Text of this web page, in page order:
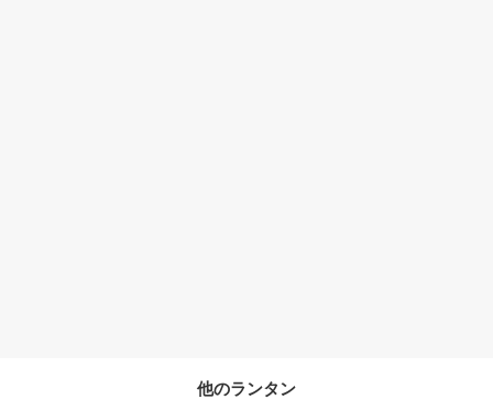
他のランタン